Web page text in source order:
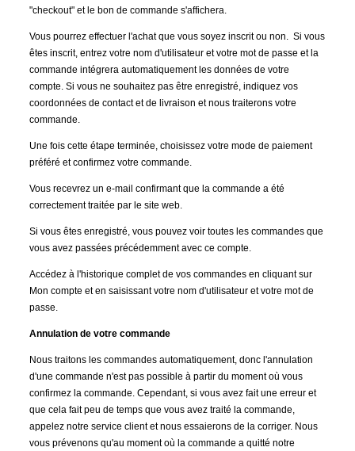
"checkout" et le bon de commande s'affichera.
Vous pourrez effectuer l'achat que vous soyez inscrit ou non. Si vous
êtes inscrit, entrez votre nom d'utilisateur et votre mot de passe et la
commande intégrera automatiquement les données de votre
compte. Si vous ne souhaitez pas être enregistré, indiquez vos
coordonnées de contact et de livraison et nous traiterons votre
commande.
Une fois cette étape terminée, choisissez votre mode de paiement
préféré et confirmez votre commande.
Vous recevrez un e-mail confirmant que la commande a été
correctement traitée par le site web.
Si vous êtes enregistré, vous pouvez voir toutes les commandes que
vous avez passées précédemment avec ce compte.
Accédez à l'historique complet de vos commandes en cliquant sur
Mon compte et en saisissant votre nom d'utilisateur et votre mot de
passe.
Annulation de votre commande
Nous traitons les commandes automatiquement, donc l'annulation
d'une commande n'est pas possible à partir du moment où vous
confirmez la commande. Cependant, si vous avez fait une erreur et
que cela fait peu de temps que vous avez traité la commande,
appelez notre service client et nous essaierons de la corriger. Nous
vous prévenons qu'au moment où la commande a quitté notre